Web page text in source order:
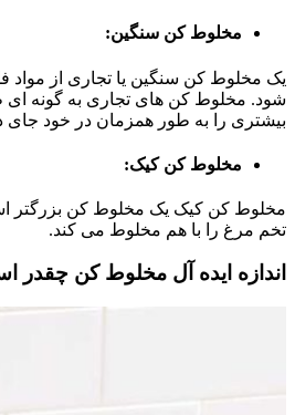
مخلوط کن سنگین:
یک مخلوط کن سنگین یا تجاری از مواد
شود. مخلوط کن های تجاری به گونه ای
بیشتری را به طور همزمان در خود جای
مخلوط کن کیک:
مخلوط کن کیک یک مخلوط کن بزرگتر
تخم مرغ را با هم مخلوط می کند.
اندازه ایده آل مخلوط کن چقدر